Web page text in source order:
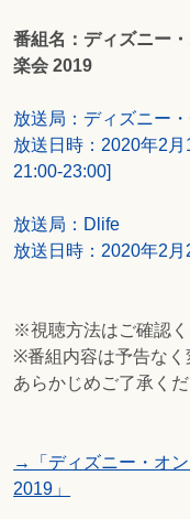
番組名：ディズニー
楽会 2019
放送局：ディズニー
放送日時：2020年2
21:00-23:00]
放送局：Dlife
放送日時：2020年2
※視聴方法はご確認く
※番組内容は予告なく
あらかじめご了承くだ
→「ディズニー・オ
2019」